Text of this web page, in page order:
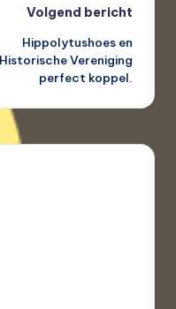
Volgend bericht
Hippolytushoes en
Historische Vereniging
perfect koppel.